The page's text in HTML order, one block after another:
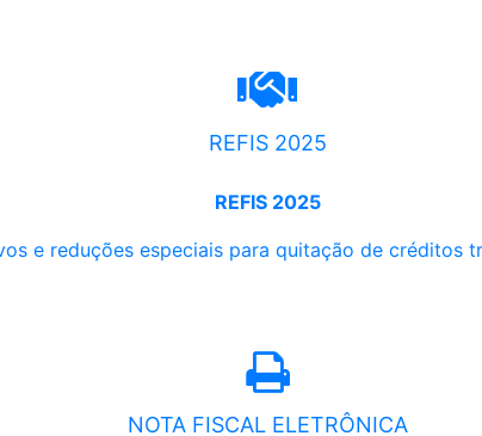
REFIS 2025
REFIS 2025
e reduções especiais para quitação de créditos
NOTA FISCAL ELETRÔNICA